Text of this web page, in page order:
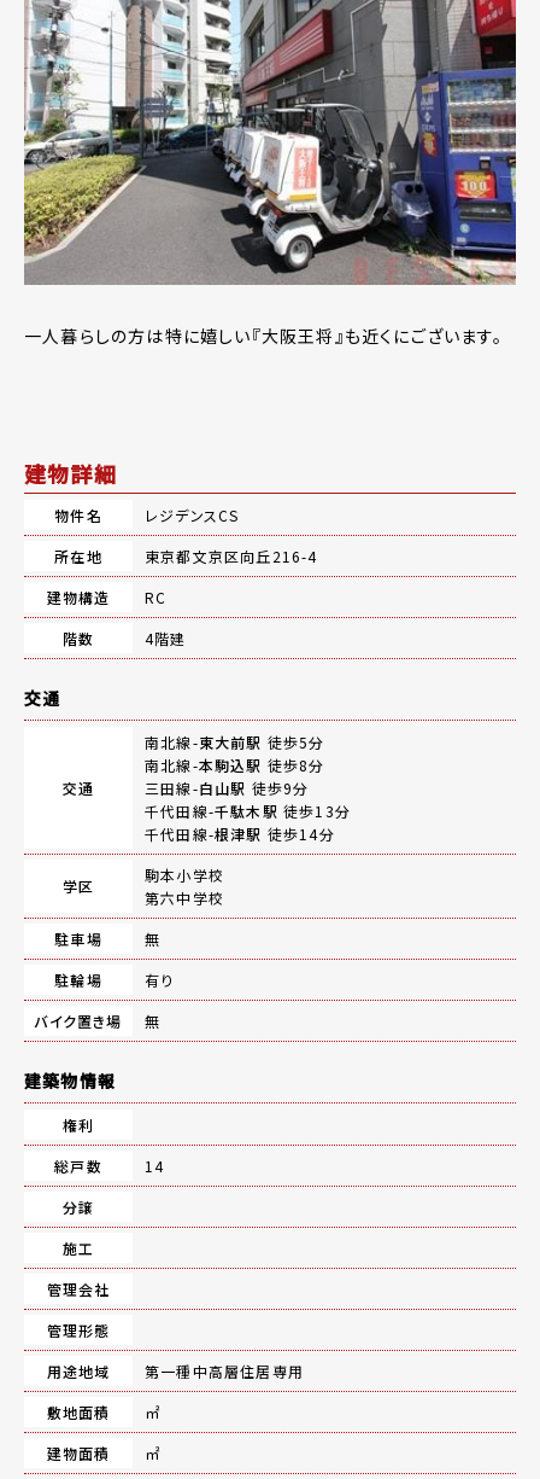
一人暮らしの方は特に嬉しい『大阪王将』も近くにございます。
建物詳細
物件名
レジデンスCS
所在地
東京都文京区向丘216-4
建物構造
RC
階数
4階建
交通
交通
南北線-東大前駅 徒歩5分
南北線-本駒込駅 徒歩8分
三田線-白山駅 徒歩9分
千代田線-千駄木駅 徒歩13分
千代田線-根津駅 徒歩14分
学区
駒本小学校
第六中学校
駐車場
無
駐輪場
有り
バイク置き場
無
建築物情報
権利
総戸数
14
分譲
施工
管理会社
管理形態
用途地域
第一種中高層住居専用
敷地面積
㎡
建物面積
㎡